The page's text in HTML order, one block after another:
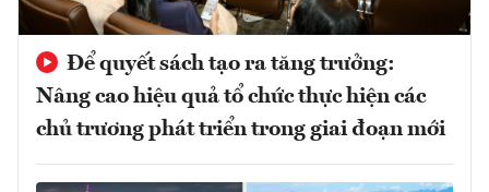
Để quyết sách tạo ra tăng trưởng:
Nâng cao hiệu quả tổ chức thực hiện các
chủ trương phát triển trong giai đoạn mới